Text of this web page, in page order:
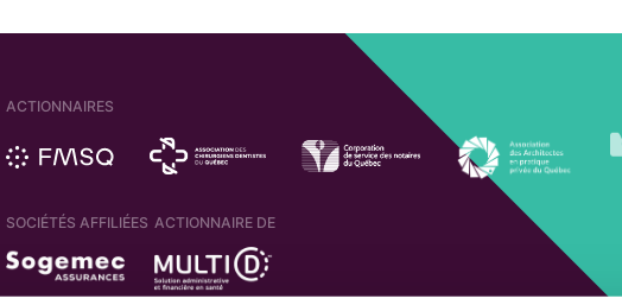
ACTIONNAIRES
SOCIÉTÉS AFFILIÉES ACTIONNAIRE DE